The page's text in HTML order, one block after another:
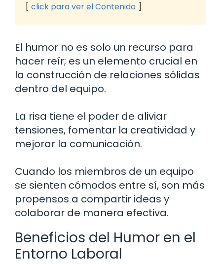
click para ver el Contenido
El humor no es solo un recurso para
hacer reír; es un elemento crucial en
la construcción de relaciones sólidas
dentro del equipo.
La risa tiene el poder de aliviar
tensiones, fomentar la creatividad y
mejorar la comunicación.
Cuando los miembros de un equipo
se sienten cómodos entre sí, son más
propensos a compartir ideas y
colaborar de manera efectiva.
Beneficios del Humor en el
Entorno Laboral